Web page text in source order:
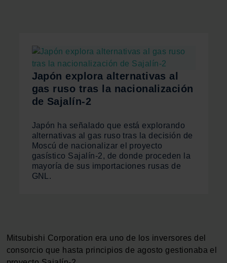
Japón explora alternativas al
gas ruso tras la nacionalización
de Sajalín-2
Japón ha señalado que está explorando
alternativas al gas ruso tras la decisión de
Moscú de nacionalizar el proyecto
gasístico Sajalín-2, de donde proceden la
mayoría de sus importaciones rusas de
GNL.
Mitsubishi Corporation era uno de los inversores del
consorcio que hasta principios de agosto gestionaba el